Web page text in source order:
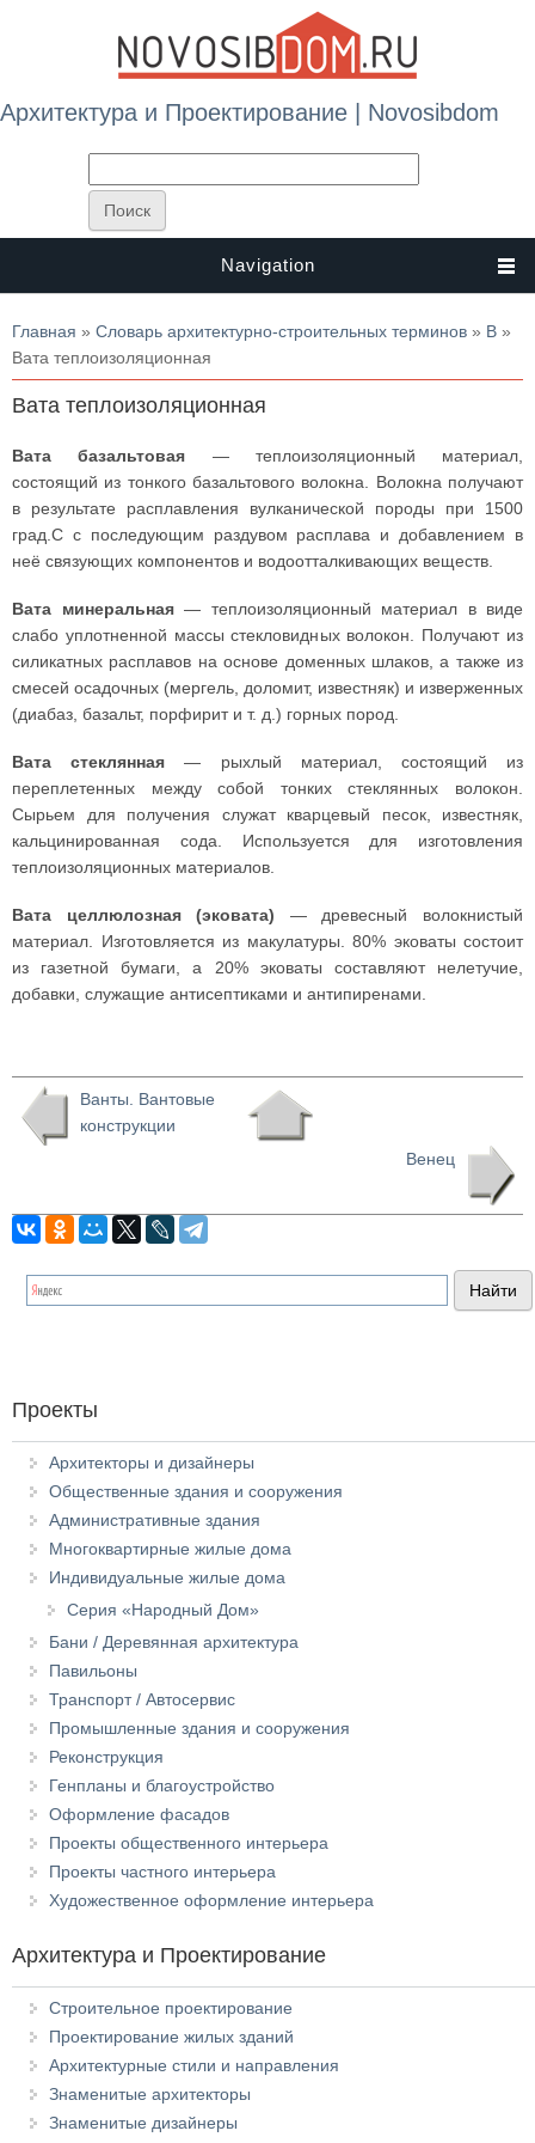
Архитектура и Проектирование | Novosibdom
Navigation
Вы здесь
Главная » Словарь архитектурно-строительных терминов » В »
Вата теплоизоляционная
Вата теплоизоляционная
Вата базальтовая — теплоизоляционный материал,
состоящий из тонкого базальтового волокна. Волокна получают
в результате расплавления вулканической породы при 1500
град.С с последующим раздувом расплава и добавлением в
неё связующих компонентов и водоотталкивающих веществ.
Вата минеральная— теплоизоляционный материал в виде
слабо уплотненной массы стекловидных волокон. Получают из
силикатных расплавов на основе доменных шлаков, а также из
смесей осадочных (мергель, доломит, известняк) и изверженных
(диабаз, базальт, порфирит и т. д.) горных пород.
Вата стеклянная — рыхлый материал, состоящий из
переплетенных между собой тонких стеклянных волокон.
Сырьем для получения служат кварцевый песок, известняк,
кальцинированная сода. Используется для изготовления
теплоизоляционных материалов.
Вата целлюлозная (эковата) — древесный волокнистый
материал. Изготовляется из макулатуры. 80% эковаты состоит
из газетной бумаги, а 20% эковаты составляют нелетучие,
добавки, служащие антисептиками и антипиренами.
Ванты. Вантовые
конструкции
Венец
Проекты
Архитекторы и дизайнеры
Общественные здания и сооружения
Административные здания
Многоквартирные жилые дома
Индивидуальные жилые дома
Серия «Народный Дом»
Бани / Деревянная архитектура
Павильоны
Транспорт / Автосервис
Промышленные здания и сооружения
Реконструкция
Генпланы и благоустройство
Оформление фасадов
Проекты общественного интерьера
Проекты частного интерьера
Художественное оформление интерьера
Архитектура и Проектирование
Строительное проектирование
Проектирование жилых зданий
Архитектурные стили и направления
Знаменитые архитекторы
Знаменитые дизайнеры